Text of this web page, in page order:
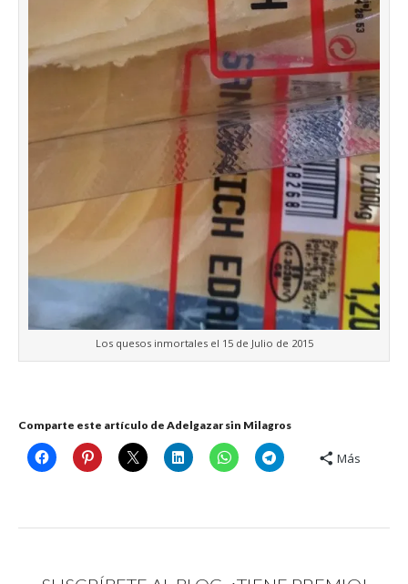
Los quesos inmortales el 15 de Julio de 2015
Comparte este artículo de Adelgazar sin Milagros
Más